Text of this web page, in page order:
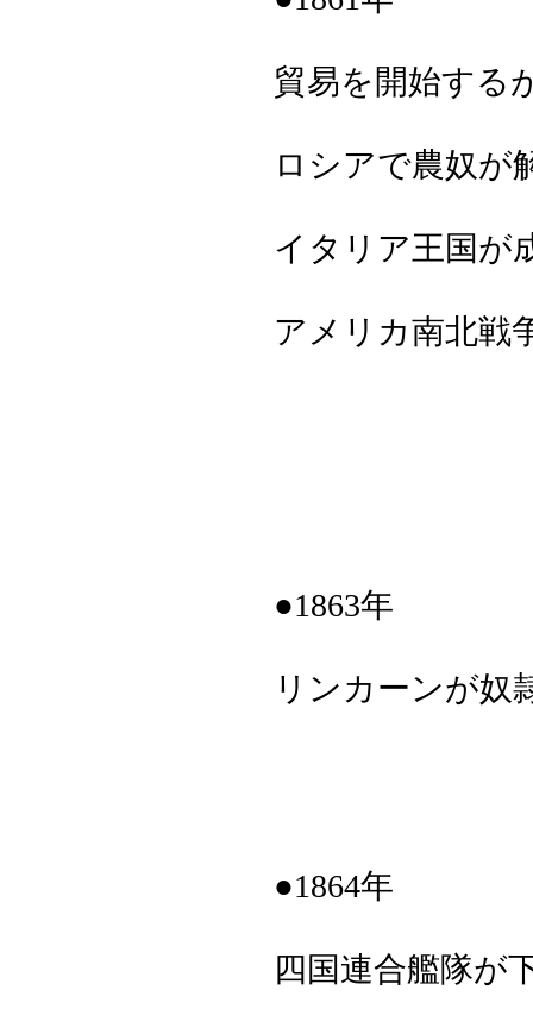
貿易を開始する
ロシアで農奴が
イタリア王国が
アメリカ南北戦
●1863年
リンカーンが奴
●1864年
四国連合艦隊が